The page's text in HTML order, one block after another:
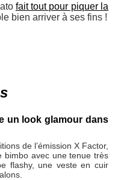
fait tout pour piquer la
bien arriver à ses fins !
un look glamour dans
de l’émission X Factor,
bimbo avec une tenue très
flashy, une veste en cuir